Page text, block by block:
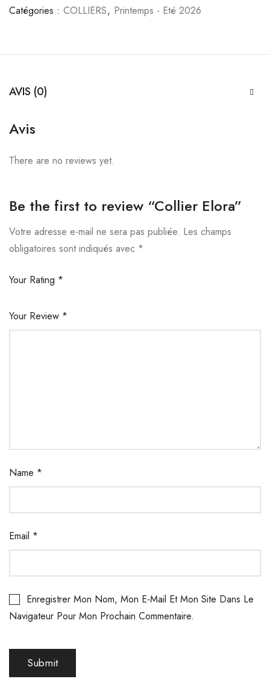
Catégories : COLLIERS, Printemps - Eté 2026
AVIS (0)
Avis
There are no reviews yet.
Be the first to review “Collier Elora”
Votre adresse e-mail ne sera pas publiée. Les champs
obligatoires sont indiqués avec *
Your Rating *
Your Review *
Name *
Email *
Enregistrer Mon Nom, Mon E-Mail Et Mon Site Dans Le
Navigateur Pour Mon Prochain Commentaire.